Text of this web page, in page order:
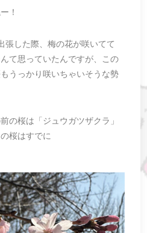
！
張した際、梅の花が咲いてて
て思っていたんですが、この
うっかり咲いちゃいそうな勢
の桜は「ジュウガツザクラ」
桜はすでに